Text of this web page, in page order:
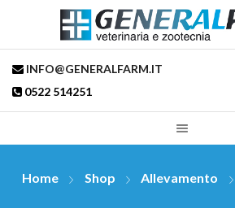
INFO@GENERALFARM.IT
0522 514251
Home Shop Allevamento